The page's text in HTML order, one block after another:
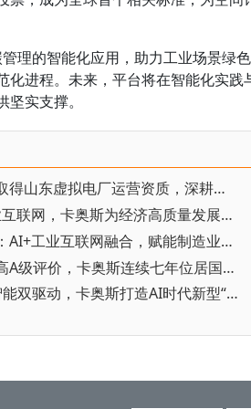
理的智能化应用，助力工业场景绿色
化进程。未来，平台将在智能化实践
实支撑。
▪ 卡奥斯取得山东虚拟电厂运营资质，深耕工业全场景用能优化
▪ AI+工业互联网，卡奥斯为经济高质量发展注入科技动能
▪ 卡奥斯：AI+工业互联网融合，赋能制造业数智化转型
▪ 蝉联最高A级评价，卡奥斯连续七年位居国家级双跨平台首位
▪ 数据+智能双驱动，卡奥斯打造AI时代新型“工业大脑”